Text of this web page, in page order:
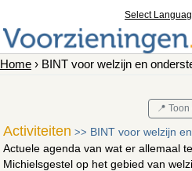
Select
Home › BINT voor welzijn en
📍
Activiteiten >> BINT voor welzijn
Actuele agenda van wat er allemaal
Michielsgestel op het gebied van